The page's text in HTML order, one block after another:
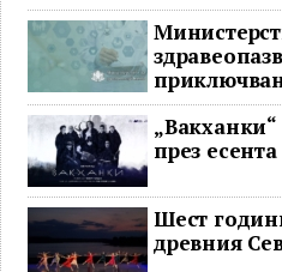
ключови
през есента
Шест
древния